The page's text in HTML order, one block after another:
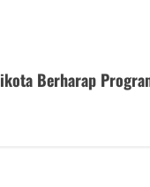
Berharap